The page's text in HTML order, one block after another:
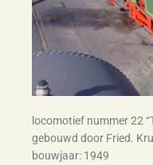
locomotief nummer 22
gebouwd door Fried.
bouwjaar: 1949